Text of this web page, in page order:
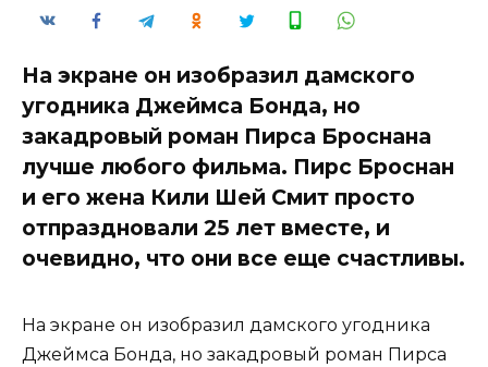
На экране он изобразил дамского
угодника Джеймса Бонда, но
закадровый роман Пирса Броснана
лучше любого фильма. Пирс Броснан
и его жена Кили Шей Смит просто
отпраздновали 25 лет вместе, и
очевидно, что они все еще счастливы.
На экране он изобразил дамского угодника
Джеймса Бонда, но закадровый роман Пирса